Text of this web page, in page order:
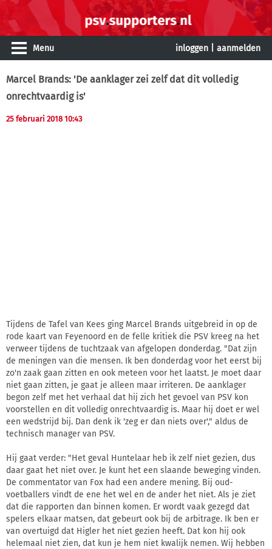
Menu inloggen aanmelden
Marcel Brands: 'De aanklager zei zelf dat dit volledig
onrechtvaardig is'
25 februari 2018 10:43
Tijdens de Tafel van Kees ging Marcel Brands uitgebreid in op de
rode kaart van Feyenoord en de felle kritiek die PSV kreeg na het
verweer tijdens de tuchtzaak van afgelopen donderdag. "Dat zijn
de meningen van die mensen. Ik ben donderdag voor het eerst bij
zo'n zaak gaan zitten en ook meteen voor het laatst. Je moet daar
niet gaan zitten, je gaat je alleen maar irriteren. De aanklager
begon zelf met het verhaal dat hij zich het gevoel van PSV kon
voorstellen en dit volledig onrechtvaardig is. Maar hij doet er wel
een wedstrijd bij. Dan denk ik 'zeg er dan niets over'," aldus de
technisch manager van PSV.
Hij gaat verder: "Het geval Huntelaar heb ik zelf niet gezien, dus
daar gaat het niet over. Je kunt het een slaande beweging vinden.
De commentator van Fox had een andere mening. Bij oud-
voetballers vindt de ene het wel en de ander het niet. Als je ziet
dat die rapporten dan binnen komen. Er wordt vaak gezegd dat
spelers elkaar matsen, dat gebeurt ook bij de arbitrage. Ik ben er
van overtuigd dat Higler het niet gezien heeft. Dat kon hij ook
helemaal niet zien, dat kun je hem niet kwalijk nemen. Wij hebben